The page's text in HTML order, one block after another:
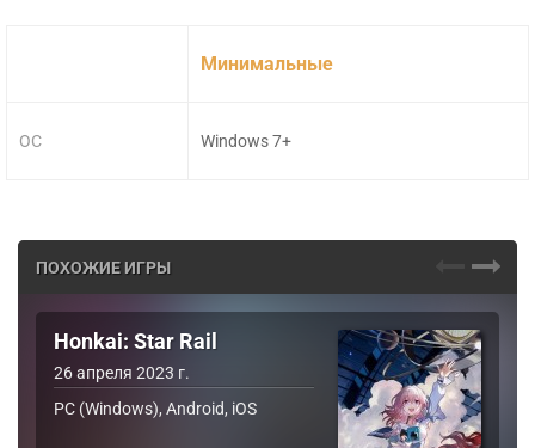
ОС
Минимальные
Windows 7+
ПОХОЖИЕ ИГРЫ
Honkai: Star Rail
26 апреля 2023 г.
PC (Windows), Android, iOS